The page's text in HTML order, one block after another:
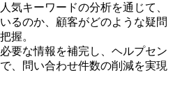
気キーワードの分析を通じて、
るのか、顧客がどのような疑問
握。
要な情報を補完し、ヘルプセン
、問い合わせ件数の削減を実現